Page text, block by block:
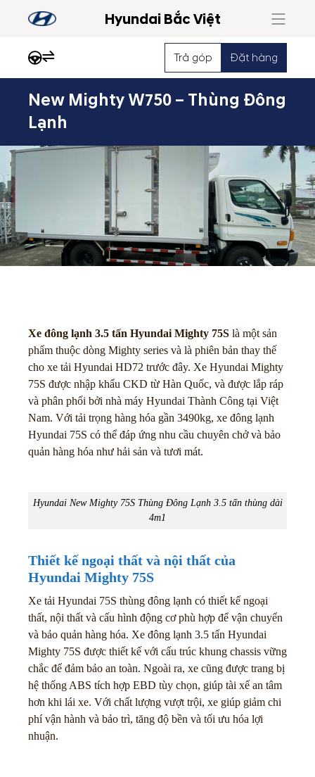
Hyundai Bắc Việt
Trả góp Đặt hàng
New Mighty W750 – Thùng Đông
Lạnh
Xe đông lạnh 3.5 tấn Hyundai Mighty 75S là một sản
phẩm thuộc dòng Mighty series và là phiên bản thay thế
cho xe tải Hyundai HD72 trước đây. Xe Hyundai Mighty
75S được nhập khẩu CKD từ Hàn Quốc, và được lắp ráp
và phân phối bởi nhà máy Hyundai Thành Công tại Việt
Nam. Với tải trọng hàng hóa gần 3490kg, xe đông lạnh
Hyundai 75S có thể đáp ứng nhu cầu chuyên chở và bảo
quản hàng hóa như hải sản và tươi mát.
Hyundai New Mighty 75S Thùng Đông Lạnh 3.5 tấn thùng dài
4m1
Thiết kế ngoại thất và nội thất của
Hyundai Mighty 75S
Xe tải Hyundai 75S thùng đông lạnh có thiết kế ngoại
thất, nội thất và cấu hình động cơ phù hợp để vận chuyển
và bảo quản hàng hóa. Xe đông lạnh 3.5 tấn Hyundai
Mighty 75S được thiết kế với cấu trúc khung chassis vững
chắc để đảm bảo an toàn. Ngoài ra, xe cũng được trang bị
hệ thống ABS tích hợp EBD tùy chọn, giúp tài xế an tâm
hơn khi lái xe. Với chất lượng vượt trội, xe giúp giảm chi
phí vận hành và bảo trì, tăng độ bền và tối ưu hóa lợi
nhuận.